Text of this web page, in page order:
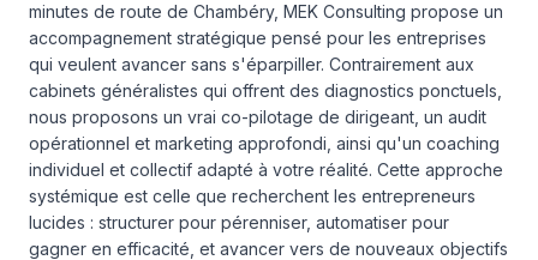
minutes de route de Chambéry, MEK Consulting propose un
accompagnement stratégique pensé pour les entreprises
qui veulent avancer sans s'éparpiller. Contrairement aux
cabinets généralistes qui offrent des diagnostics ponctuels,
nous proposons un vrai co-pilotage de dirigeant, un audit
opérationnel et marketing approfondi, ainsi qu'un coaching
individuel et collectif adapté à votre réalité. Cette approche
systémique est celle que recherchent les entrepreneurs
lucides : structurer pour pérenniser, automatiser pour
gagner en efficacité, et avancer vers de nouveaux objectifs